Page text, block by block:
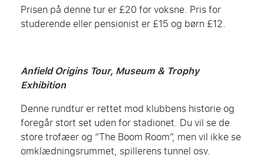
Prisen på denne tur er £20 for voksne. Pris for
studerende eller pensionist er £15 og børn £12.
Anfield Origins Tour, Museum & Trophy
Exhibition
Denne rundtur er rettet mod klubbens historie og
foregår stort set uden for stadionet. Du vil se de
storetrofæerog “The Boom Room”, men vil ikke se
omklædningsrummet, spillerens tunnel osv.